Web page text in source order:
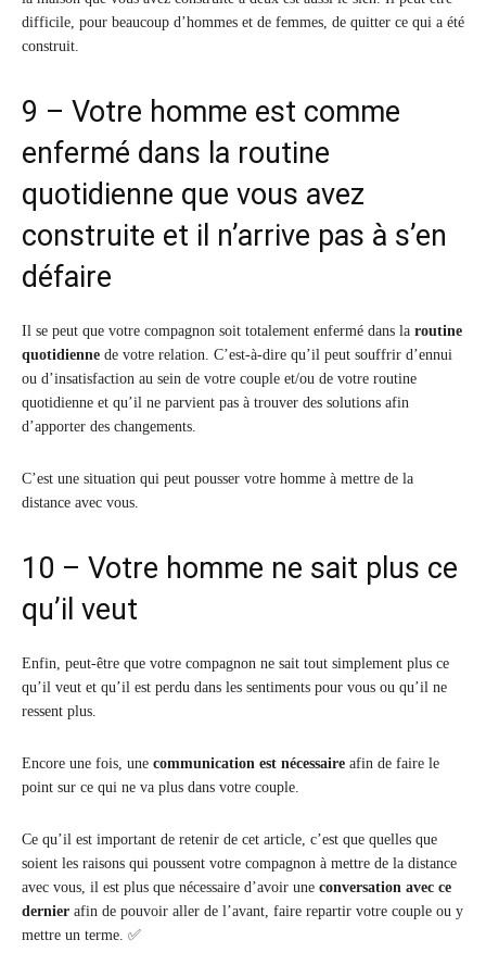
difficile, pour beaucoup d’hommes et de femmes, de quitter ce qui a été
construit.
9 – Votre homme est comme
enfermé dans la routine
quotidienne que vous avez
construite et il n’arrive pas à s’en
défaire
Il se peut que votre compagnon soit totalement enfermé dans la routine
quotidienne de votre relation. C’est-à-dire qu’il peut souffrir d’ennui
ou d’insatisfaction au sein de votre couple et/ou de votre routine
quotidienne et qu’il ne parvient pas à trouver des solutions afin
d’apporter des changements.
C’est une situation qui peut pousser votre homme à mettre de la
distance avec vous.
10 – Votre homme ne sait plus ce
qu’il veut
Enfin, peut-être que votre compagnon ne sait tout simplement plus ce
qu’il veut et qu’il est perdu dans les sentiments pour vous ou qu’il ne
ressent plus.
Encore une fois, une communication est nécessaire afin de faire le
point sur ce qui ne va plus dans votre couple.
Ce qu’il est important de retenir de cet article, c’est que quelles que
soient les raisons qui poussent votre compagnon à mettre de la distance
avec vous, il est plus que nécessaire d’avoir une conversation avec ce
dernier afin de pouvoir aller de l’avant, faire repartir votre couple ou y
mettre un terme. ✅